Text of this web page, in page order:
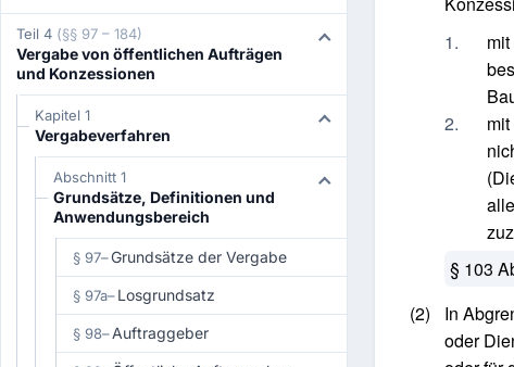
Teil 4 (§§ 97 – 184)
Vergabe von öffentlichen Aufträgen
und Konzessionen
Kapitel 1
Vergabeverfahren
Abschnitt 1
Grundsätze, Definitionen und
Anwendungsbereich
§ 97–Grundsätze der Vergabe
§ 97a–Losgrundsatz
§ 98–Auftraggeber
1.
2.
§ 103
(2)
In
oder